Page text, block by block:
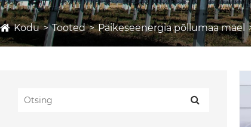
Kodu Tooted Päikeseenergia põllumaa mäel